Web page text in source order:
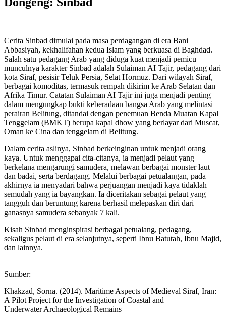
Cerita Sinbad dimulai pada masa perdagangan di era Bani
Abbasiyah, kekhalifahan kedua Islam yang berkuasa di Baghdad.
Salah satu pedagang Arab yang diduga kuat menjadi pemicu
munculnya karakter Sinbad adalah Sulaiman AI Tajir, pedagang dari
kota Siraf, pesisir Teluk Persia, Selat Hormuz. Dari wilayah Siraf,
berbagai komoditas, termasuk rempah dikirim ke Arab Selatan dan
Afrika Timur. Catatan Sulaiman AI Tajir ini juga menjadi penting
dalam mengungkap bukti keberadaan bangsa Arab yang melintasi
perairan Belitung, ditandai dengan penemuan Benda Muatan Kapal
Tenggelam (BMKT) berupa kapal dhow yang berlayar dari Muscat,
Oman ke Cina dan tenggelam di Belitung.
Dalam cerita aslinya, Sinbad berkeinginan untuk menjadi orang
kaya. Untuk menggapai cita-citanya, ia menjadi pelaut yang
berkelana mengarungi samudera, melawan berbagai monster laut
dan badai, serta berdagang. Melalui berbagai petualangan, pada
akhirnya ia menyadari bahwa perjuangan menjadi kaya tidaklah
semudah yang ia bayangkan. Ia diceritakan sebagai pelaut yang
tangguh dan beruntung karena berhasil melepaskan diri dari
ganasnya samudera sebanyak 7 kali.
Kisah Sinbad menginspirasi berbagai petualang, pedagang,
sekaligus pelaut di era selanjutnya, seperti Ibnu Batutah, Ibnu Majid,
dan lainnya.
Sumber:
Khakzad, Sorna. (2014). Maritime Aspects of Medieval Siraf, Iran:
A Pilot Project for the Investigation of Coastal and
Underwater Archaeological Remains